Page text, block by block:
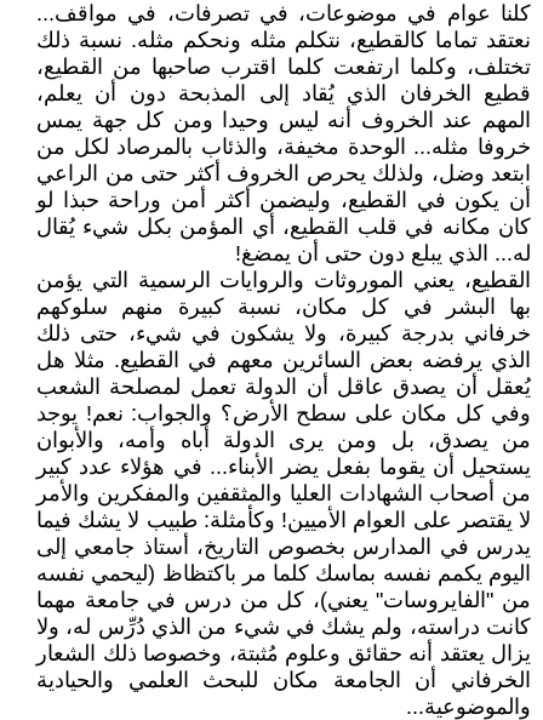
كلنا عوام في موضوعات، في تصرفات، في مواقف...
نعتقد تماما كالقطيع، نتكلم مثله ونحكم مثله. نسبة ذلك
تختلف، وكلما ارتفعت كلما اقترب صاحبها من القطيع،
قطيع الخرفان الذي يُقاد إلى المذبحة دون أن يعلم،
المهم عند الخروف أنه ليس وحيدا ومن كل جهة يمس
خروفا مثله... الوحدة مخيفة، والذئاب بالمرصاد لكل من
ابتعد وضل، ولذلك يحرص الخروف أكثر حتى من الراعي
أن يكون في القطيع، وليضمن أكثر أمن وراحة حبذا لو
كان مكانه في قلب القطيع، أي المؤمن بكل شيء يُقال
له... الذي يبلع دون حتى أن يمضغ!
القطيع، يعني الموروثات والروايات الرسمية التي يؤمن
بها البشر في كل مكان، نسبة كبيرة منهم سلوكهم
خرفاني بدرجة كبيرة، ولا يشكون في شيء، حتى ذلك
الذي يرفضه بعض السائرين معهم في القطيع. مثلا هل
يُعقل أن يصدق عاقل أن الدولة تعمل لمصلحة الشعب
وفي كل مكان على سطح الأرض؟ والجواب: نعم! يوجد
من يصدق، بل ومن يرى الدولة أباه وأمه، والأبوان
يستحيل أن يقوما بفعل يضر الأبناء... في هؤلاء عدد كبير
من أصحاب الشهادات العليا والمثقفين والمفكرين والأمر
لا يقتصر على العوام الأميين! وكأمثلة: طبيب لا يشك فيما
يدرس في المدارس بخصوص التاريخ، أستاذ جامعي إلى
اليوم يكمم نفسه بماسك كلما مر باكتظاظ (ليحمي نفسه
من "الفايروسات" يعني)، كل من درس في جامعة مهما
كانت دراسته، ولم يشك في شيء من الذي دُرِّس له، ولا
يزال يعتقد أنه حقائق وعلوم مُثبتة، وخصوصا ذلك الشعار
الخرفاني أن الجامعة مكان للبحث العلمي والحيادية
والموضوعية...